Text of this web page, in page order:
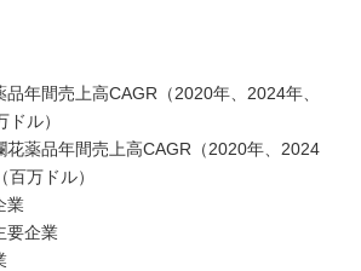
年間売上高CAGR（2020年、2024年、
ル）
花薬品年間売上高CAGR（2020年、2024
万ドル）
業
要企業